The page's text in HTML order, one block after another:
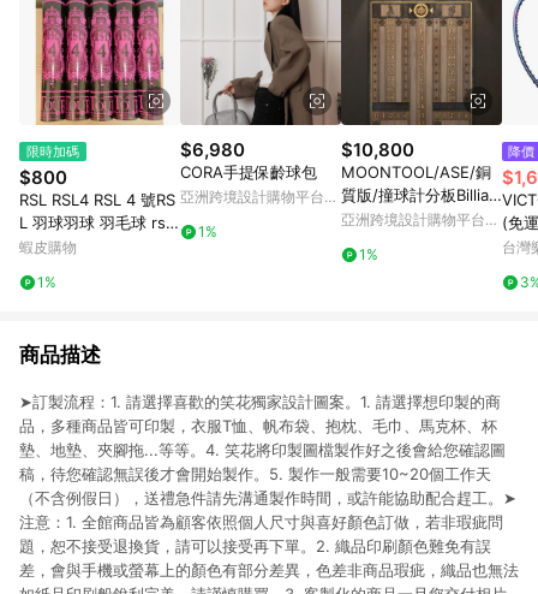
限時加碼
$800
RSL RSL4 RSL 4 號RS
L 羽球羽球 羽毛球 rsl
4號No.4號
蝦皮購物
1%
$6,980
CORA手提保齡球包
亞洲跨境設計購物平台
1%
$10,800
MOONTOOL/ASE/銅
質版/撞球計分板Billiar
d Scoreboard
亞洲跨境設計購物平台
1%
降價
(免
訓練
台灣
商品描述
➤訂製流程：1. 請選擇喜歡的笑花獨家設計圖案。1. 請選擇想印製的商
品，多種商品皆可印製，衣服T恤、帆布袋、抱枕、毛巾、馬克杯、杯
墊、地墊、夾腳拖...等等。4. 笑花將印製圖檔製作好之後會給您確認圖
稿，待您確認無誤後才會開始製作。5. 製作一般需要10~20個工作天
（不含例假日），送禮急件請先溝通製作時間，或許能協助配合趕工。➤
注意：1. 全館商品皆為顧客依照個人尺寸與喜好顏色訂做，若非瑕疵問
題，恕不接受退換貨，請可以接受再下單。2. 織品印刷顏色難免有誤
差，會與手機或螢幕上的顏色有部分差異，色差非商品瑕疵，織品也無法